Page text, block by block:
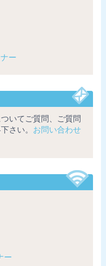
ー
いてご質問、ご質問
さい。 お問い合わせ
ー